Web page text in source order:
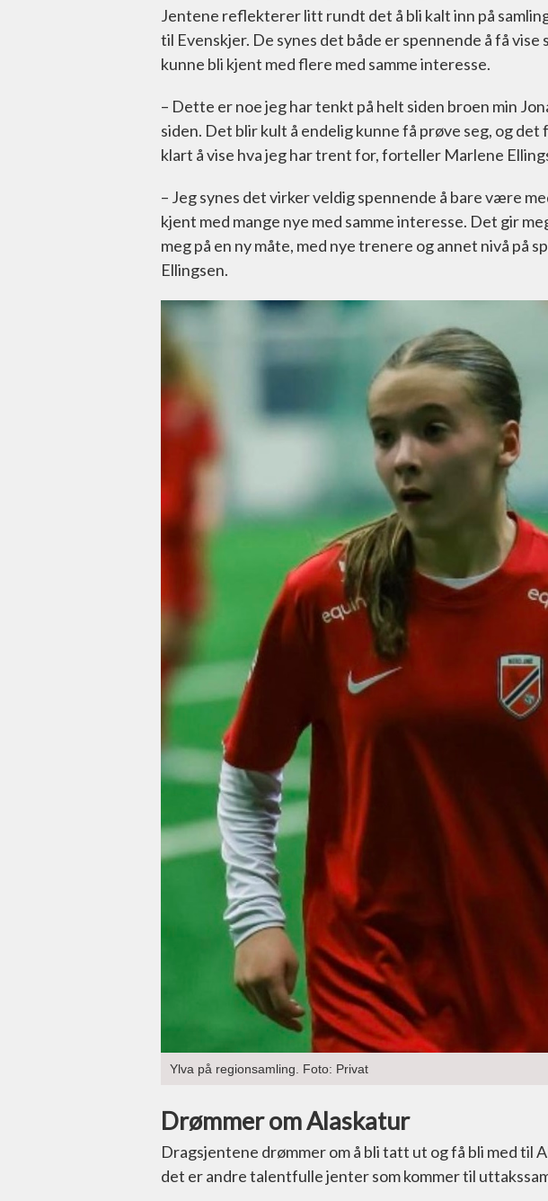
Jentene reflekterer litt rundt det å bli kalt inn på
til Evenskjer. De synes det både er spennende å få vise
kunne bli kjent med flere med samme interesse.
– Dette er noe jeg har tenkt på helt siden broen min
siden. Det blir kult å endelig kunne få prøve seg, og det
klart å vise hva jeg har trent for, forteller Marlene
– Jeg synes det virker veldig spennende å bare være
kjent med mange nye med samme interesse. Det gir
meg på en ny måte, med nye trenere og annet nivå på
Ellingsen.
Ylva på regionsamling. Foto: Privat
Drømmer om Alaskatur
Dragsjentene drømmer om å bli tatt ut og få bli med til
det er andre talentfulle jenter som kommer til